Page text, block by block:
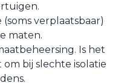
(soms verplaatsbaar)
maten.
Is het
bij slechte isolatie